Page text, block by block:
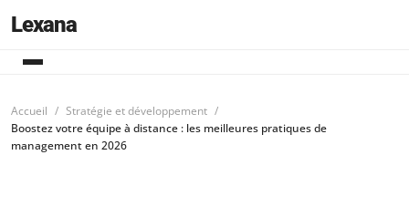
Lexana
Accueil
Stratégie et développement
Boostez votre équipe à distance : les meilleures pratiques de
management en 2026